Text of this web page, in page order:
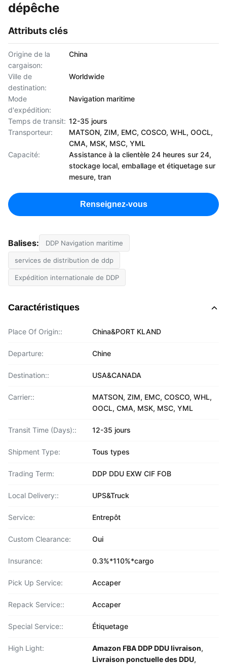
dépêche
Attributs clés
Origine de la
cargaison:
China
Ville de
destination:
Worldwide
Mode
d'expédition:
Navigation maritime
Temps de transit: 12-35 jours
Transporteur:
MATSON, ZIM, EMC, COSCO, WHL, OOCL,
CMA, MSK, MSC, YML
Capacité:
Assistance à la clientèle 24 heures sur 24,
stockage local, emballage et étiquetage sur
mesure, tran
Renseignez-vous
Balises: DDP Navigation maritime
services de distribution de ddp
Expédition internationale de DDP
Caractéristiques
Place Of Origin:: China&PORT KLAND
Departure: Chine
Destination:: USA&CANADA
Carrier::
MATSON, ZIM, EMC, COSCO, WHL,
OOCL, CMA, MSK, MSC, YML
Transit Time (Days):: 12-35 jours
Shipment Type: Tous types
Trading Term: DDP DDU EXW CIF FOB
Local Delivery:: UPS&Truck
Service: Entrepôt
Custom Clearance: Oui
Insurance: 0.3%*110%*cargo
Pick Up Service: Accaper
Repack Service:: Accaper
Special Service:: Étiquetage
High Light: Amazon FBA DDP DDU livraison,
Livraison ponctuelle des DDU,